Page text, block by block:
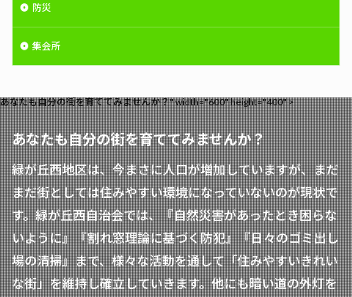
防災
集会所
あなたも自分の街を育ててみませんか？" width="600" height="400" >
あなたも自分の街を育ててみませんか？
緑が丘西地区は、今まさに人口が増加していますが、まだ
まだ街としては住みやすい環境になっていないのが現状で
す。緑が丘西自治会では、『自然災害があったとき困らな
いように』『割れ窓理論に基づく防犯』『日々のゴミ出し
場の清掃』まで、様々な活動を通して「住みやすいきれい
な街」を維持し確立していきます。他にも暗い道の外灯を